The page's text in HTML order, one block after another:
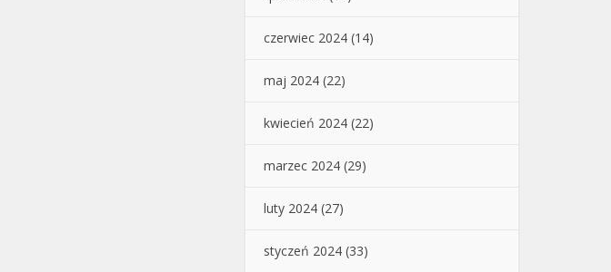
czerwiec 2024 (14)
maj 2024 (22)
kwiecień 2024 (22)
marzec 2024 (29)
luty 2024 (27)
styczeń 2024 (33)